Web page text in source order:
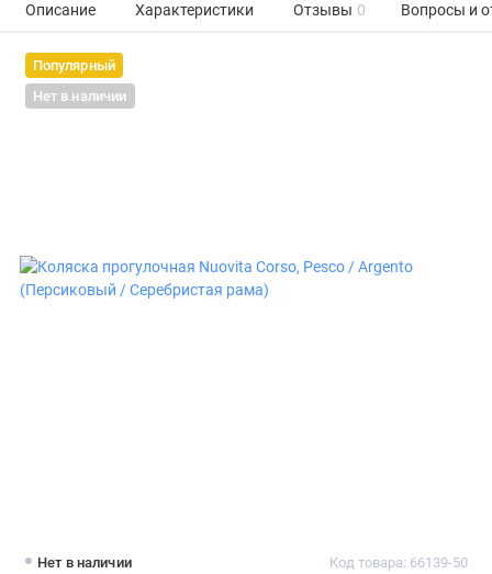
Описание Характеристики Отзывы 0 Вопросы и
Популярный
Нет в наличии
Нет в наличии Код товара: 66139-50